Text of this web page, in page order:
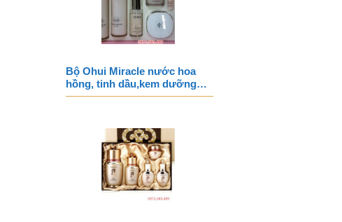
Bộ Ohui Miracle nước hoa
hồng, tinh dầu,kem dưỡng…